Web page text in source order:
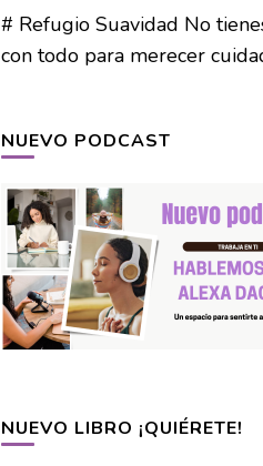
# Refugio Suavidad No
con todo para merecer
NUEVO PODCAST
NUEVO LIBRO ¡QUIÉRETE!